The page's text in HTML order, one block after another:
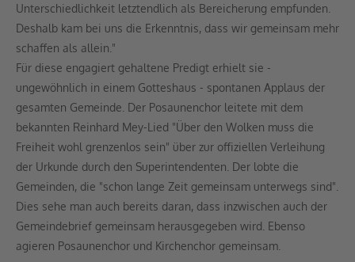
Unterschiedlichkeit letztendlich als Bereicherung empfunden.
Deshalb kam bei uns die Erkenntnis, dass wir gemeinsam mehr
schaffen als allein."
Für diese engagiert gehaltene Predigt erhielt sie -
ungewöhnlich in einem Gotteshaus - spontanen Applaus der
gesamten Gemeinde. Der Posaunenchor leitete mit dem
bekannten Reinhard Mey-Lied "Über den Wolken muss die
Freiheit wohl grenzenlos sein" über zur offiziellen Verleihung
der Urkunde durch den Superintendenten. Der lobte die
Gemeinden, die "schon lange Zeit gemeinsam unterwegs sind".
Dies sehe man auch bereits daran, dass inzwischen auch der
Gemeindebrief gemeinsam herausgegeben wird. Ebenso
agieren Posaunenchor und Kirchenchor gemeinsam.